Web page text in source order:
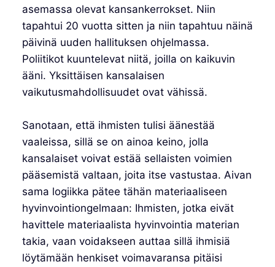
asemassa olevat kansankerrokset. Niin
tapahtui 20 vuotta sitten ja niin tapahtuu näinä
päivinä uuden hallituksen ohjelmassa.
Poliitikot kuuntelevat niitä, joilla on kaikuvin
ääni. Yksittäisen kansalaisen
vaikutusmahdollisuudet ovat vähissä.
Sanotaan, että ihmisten tulisi äänestää
vaaleissa, sillä se on ainoa keino, jolla
kansalaiset voivat estää sellaisten voimien
pääsemistä valtaan, joita itse vastustaa. Aivan
sama logiikka pätee tähän materiaaliseen
hyvinvointiongelmaan: Ihmisten, jotka eivät
havittele materiaalista hyvinvointia materian
takia, vaan voidakseen auttaa sillä ihmisiä
löytämään henkiset voimavaransa pitäisi